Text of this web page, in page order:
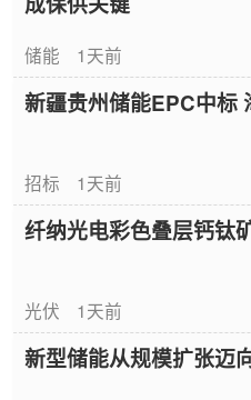
储能 1天前
新疆贵州储能EPC中标
招标 1天前
纤纳光电彩色叠层钙钛
光伏 1天前
新型储能从规模扩张迈